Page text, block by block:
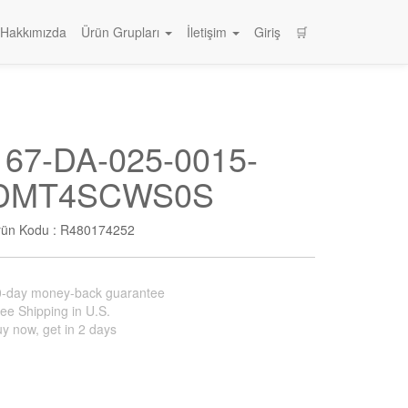
Hakkımızda Ürün Grupları İletişim Giriş 🛒
DA-025-0015-
Kodu : R480174252
day money-back guarantee
Shipping in U.S.
now, get in 2 days